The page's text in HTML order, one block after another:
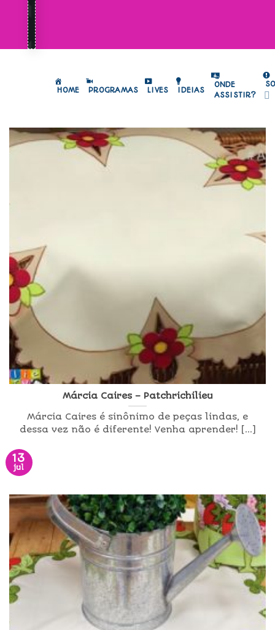
HOME PROGRAMAS LIVES IDEIAS
ONDE
ASSISTIR?
Márcia Caires – Patchrichilieu
Márcia Caires é sinônimo de peças lindas, e
dessa vez não é diferente! Venha aprender! [...]
13
jul